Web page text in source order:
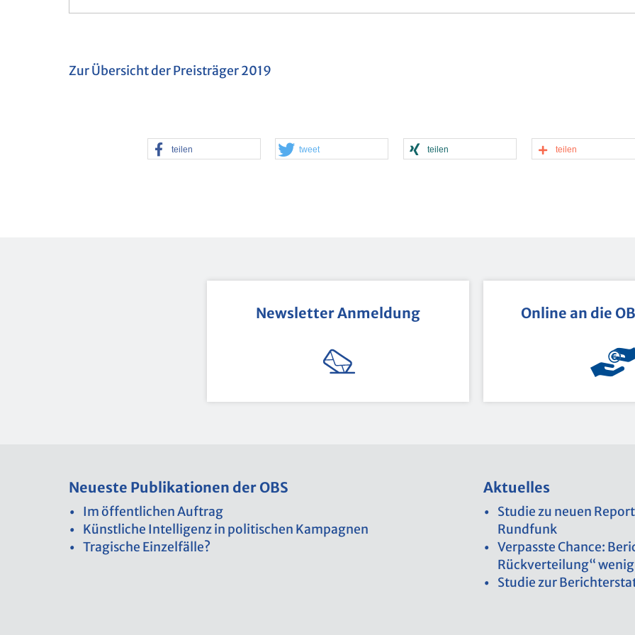
Zur Über­sicht der Preis­trä­ger 2019
tei­len tweet tei­len tei­len
News­let­ter An­mel­dung On­line an die
Neu­es­te Pu­bli­ka­tio­nen der OBS
Im öf­fent­li­chen Auf­trag
Künst­li­che In­tel­li­genz in po­li­ti­schen Kam­pa­gnen
Tra­gi­sche Ein­zel­fäl­le?
Ak­tu­el­les
Stu­die zu neuen
Rund­funk
Ver­pass­te Chan­ce:
Rück­ver­tei­lung“
Stu­die zur